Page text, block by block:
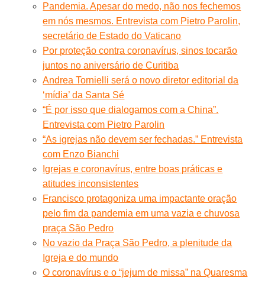
Pandemia. Apesar do medo, não nos fechemos
em nós mesmos. Entrevista com Pietro Parolin,
secretário de Estado do Vaticano
Por proteção contra coronavírus, sinos tocarão
juntos no aniversário de Curitiba
Andrea Tornielli será o novo diretor editorial da
‘mídia’ da Santa Sé
“É por isso que dialogamos com a China”.
Entrevista com Pietro Parolin
“As igrejas não devem ser fechadas.” Entrevista
com Enzo Bianchi
Igrejas e coronavírus, entre boas práticas e
atitudes inconsistentes
Francisco protagoniza uma impactante oração
pelo fim da pandemia em uma vazia e chuvosa
praça São Pedro
No vazio da Praça São Pedro, a plenitude da
Igreja e do mundo
O coronavírus e o “jejum de missa” na Quaresma